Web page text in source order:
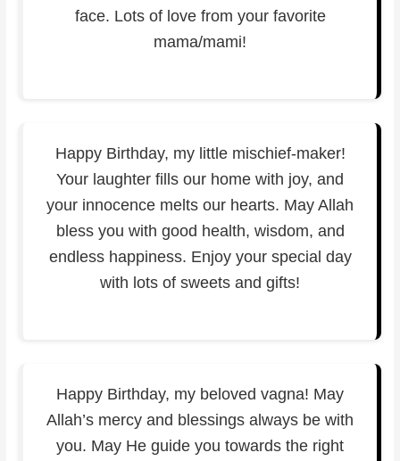
face. Lots of love from your favorite
mama/mami!
Happy Birthday, my little mischief-maker!
Your laughter fills our home with joy, and
your innocence melts our hearts. May Allah
bless you with good health, wisdom, and
endless happiness. Enjoy your special day
with lots of sweets and gifts!
Happy Birthday, my beloved vagna! May
Allah’s mercy and blessings always be with
you. May He guide you towards the right